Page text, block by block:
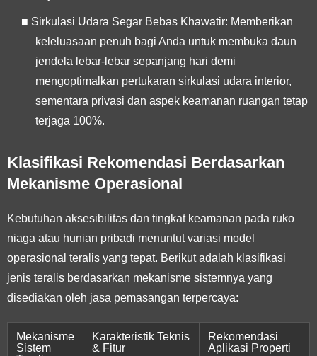
■ Sirkulasi Udara Segar Bebas Khawatir: Memberikan
keleluasaan penuh bagi Anda untuk membuka daun
jendela lebar-lebar sepanjang hari demi
mengoptimalkan pertukaran sirkulasi udara interior,
sementara privasi dan aspek keamanan ruangan tetap
terjaga 100%.
Klasifikasi Rekomendasi Berdasarkan
Mekanisme Operasional
Kebutuhan aksesibilitas dan tingkat keamanan pada ruko
niaga atau hunian pribadi menuntut variasi model
operasional teralis yang tepat. Berikut adalah klasifikasi
jenis teralis berdasarkan mekanisme sistemnya yang
disediakan oleh jasa pemasangan terpercaya:
Mekanisme
Sistem
Karakteristik Teknis
& Fitur
Rekomendasi
Aplikasi Properti